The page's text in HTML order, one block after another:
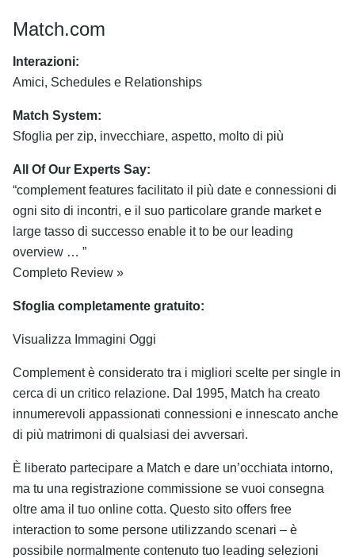
Match.com
Interazioni:
Amici, Schedules e Relationships
Match System:
Sfoglia per zip, invecchiare, aspetto, molto di più
All Of Our Experts Say:
“complement features facilitato il più date e connessioni di
ogni sito di incontri, e il suo particolare grande market e
large tasso di successo enable it to be our leading
overview … ”
Completo Review »
Sfoglia completamente gratuito:
Visualizza Immagini Oggi
Complement è considerato tra i migliori scelte per single in
cerca di un critico relazione. Dal 1995, Match ha creato
innumerevoli appassionati connessioni e innescato anche
di più matrimoni di qualsiasi dei avversari.
È liberato partecipare a Match e dare un’occhiata intorno,
ma tu una registrazione commissione se vuoi consegna
oltre ama il tuo online cotta. Questo sito offers free
interaction to some persone utilizzando scenari – è
possibile normalmente contenuto tuo leading selezioni